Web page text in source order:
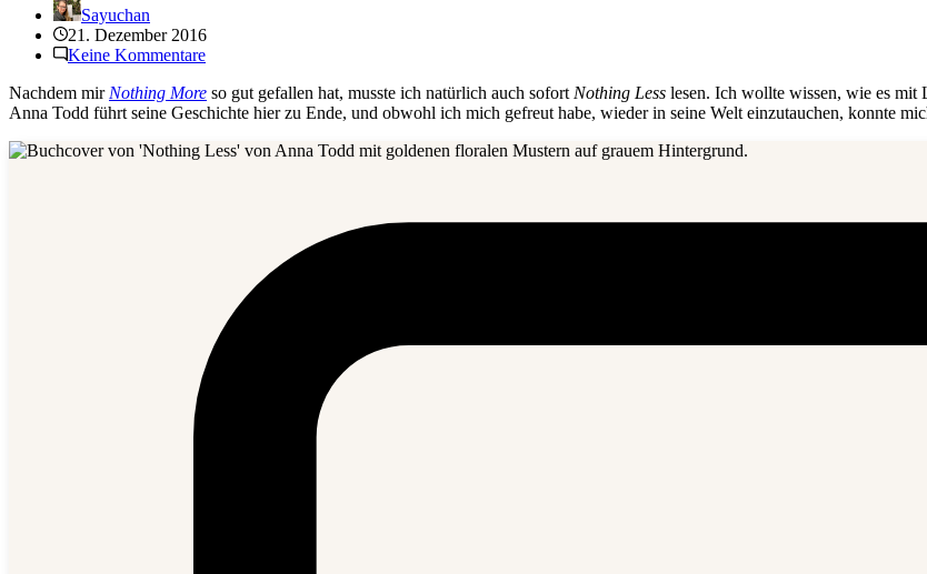
Sayuchan
21. Dezember 2016
Keine Kommentare
Nachdem mir Nothing More so gut gefallen hat, musste ich natürlich auch sofort Nothing Less lesen. Ich wollte wissen, wie es mit
Anna Todd führt seine Geschichte hier zu Ende, und obwohl ich mich gefreut habe, wieder in seine Welt einzutauchen, konnte